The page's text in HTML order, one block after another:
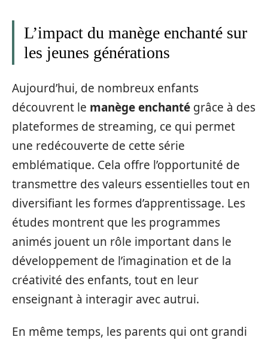
L’impact du manège enchanté sur
les jeunes générations
Aujourd’hui, de nombreux enfants
découvrent le manège enchanté grâce à des
plateformes de streaming, ce qui permet
une redécouverte de cette série
emblématique. Cela offre l’opportunité de
transmettre des valeurs essentielles tout en
diversifiant les formes d’apprentissage. Les
études montrent que les programmes
animés jouent un rôle important dans le
développement de l’imagination et de la
créativité des enfants, tout en leur
enseignant à interagir avec autrui.
En même temps, les parents qui ont grandi